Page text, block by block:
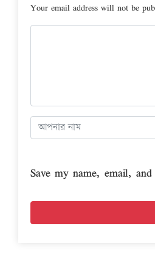
Your email address will not be
Save my name, email,